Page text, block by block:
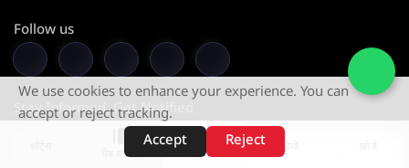
वेब स्टोरीज़
Follow us
Stay Informed. Get Notified
Subscribe
We use cookies to enhance your experience. You can
accept or reject tracking.
Accept
Reject